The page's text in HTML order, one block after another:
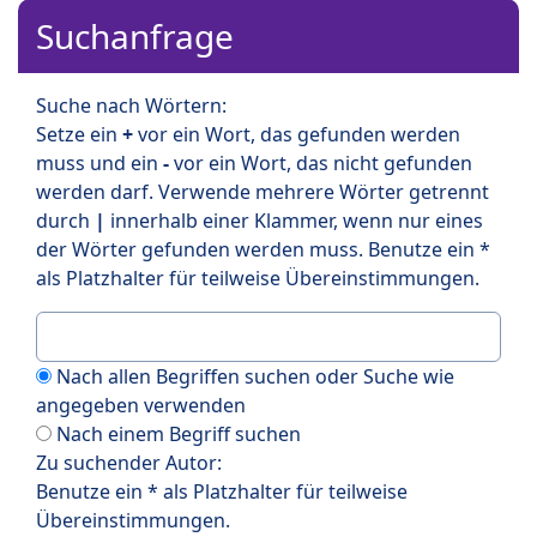
Suchanfrage
Suche nach Wörtern:
Setze ein +vor ein Wort, das gefunden werden
muss und ein -vor ein Wort, das nicht gefunden
werden darf. Verwende mehrere Wörter getrennt
durch | innerhalb einer Klammer, wenn nur eines
der Wörter gefunden werden muss. Benutze ein *
als Platzhalter für teilweise Übereinstimmungen.
Nach allen Begriffen suchen oder Suche wie
angegeben verwenden
Nach einem Begriff suchen
Zu suchender Autor:
Benutze ein * als Platzhalter für teilweise
Übereinstimmungen.